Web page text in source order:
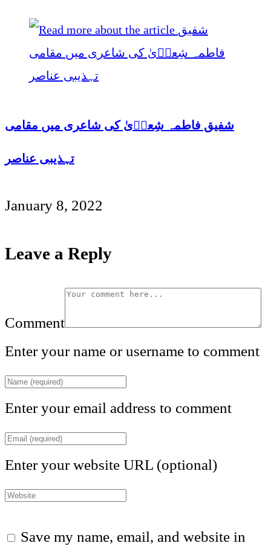
شفیق فاطمہ شِعرؔیٰ کی شاعری میں مقامی
تہذیبی عناصر
January 8, 2022
Leave a Reply
Comment
Enter your name or username to comment
Enter your email address to comment
Enter your website URL (optional)
Save my name, email, and website in